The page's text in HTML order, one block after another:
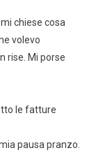
chiese cosa
volevo
rise. Mi porse
le fatture
pausa pranzo.